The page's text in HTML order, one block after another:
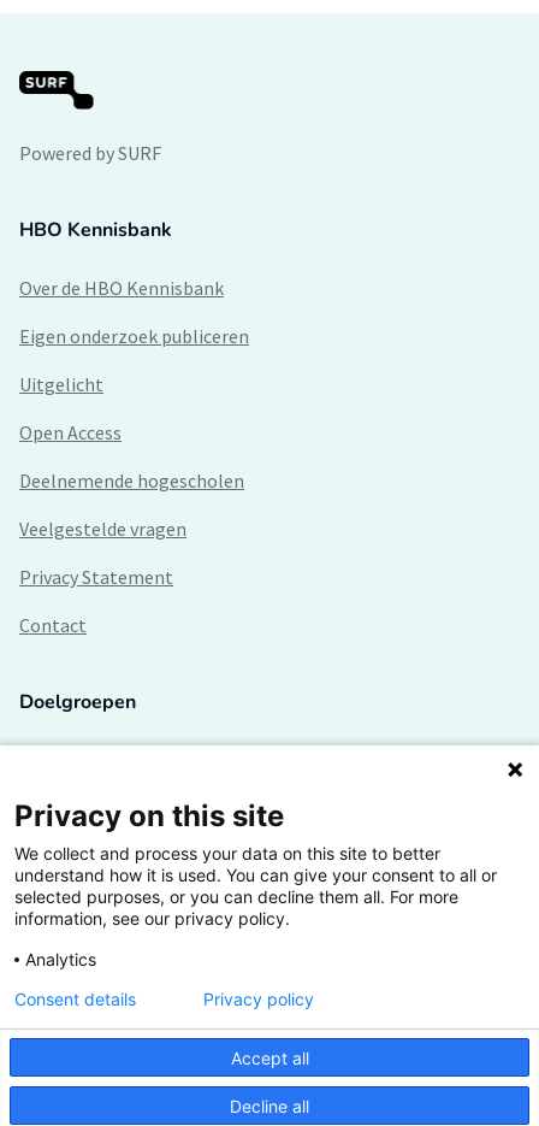
Powered by SURF
HBO Kennisbank
Over de HBO Kennisbank
Eigen onderzoek publiceren
Uitgelicht
Open Access
Deelnemende hogescholen
Veelgestelde vragen
Privacy Statement
Contact
Doelgroepen
Lectoren en onderzoekers
Bedrijven
Hogescholen
De grootste kennisbank van het HBO
Inspiratie op jouw vakgebied
Privacy on this site
We collect and process your data on this site to better
understand how it is used. You can give your consent to all or
selected purposes, or you can decline them all. For more
information, see our privacy policy.
Analytics
Accept all
Decline all
Consent details Privacy policy